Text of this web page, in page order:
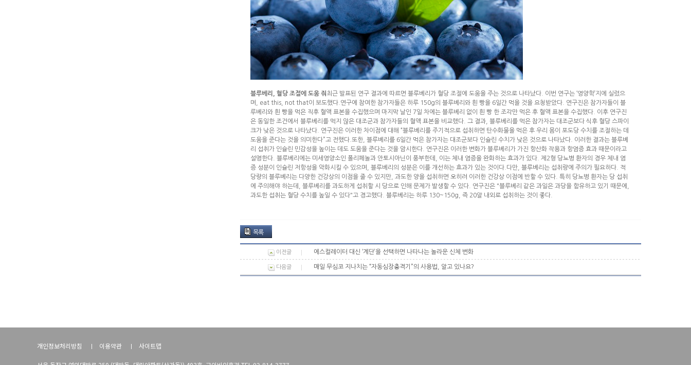
블루베리, 혈당 조절에 도움 줘 최근 발표된 연구 결과에 따르면 블루베리가 혈당 조절에 도움을 주는 것으로 나타났다. 이번 연구는 ‘영양학’지에 실렸으
며, eat this, not that이 보도했다.연구에 참여한 참가자들은 하루 150g의 블루베리와 흰 빵을 6일간 먹을 것을 요청받았다. 연구진은 참가자들이 블
루베리와 흰 빵을 먹은 직후 혈액 표본을 수집했으며 마지막 날인 7일 차에는 블루베리 없이 흰 빵 한 조각만 먹은 후 혈액 표본을 수집했다. 이후 연구진
은 동일한 조건에서 블루베리를 먹지 않은 대조군과 참가자들의 혈액 표본을 비교했다. 그 결과, 블루베리를 먹은 참가자는 대조군보다 식후 혈당 스파이
크가 낮은 것으로 나타났다. 연구진은 이러한 차이점에 대해 “블루베리를 주기적으로 섭취하면 탄수화물을 먹은 후 우리 몸이 포도당 수치를 조절하는 데
도움을 준다는 것을 의미한다”고 전했다.또한, 블루베리를 6일간 먹은 참가자는 대조군보다 인슐린 수치가 낮은 것으로 나타났다. 이러한 결과는 블루베
리 섭취가 인슐린 민감성을 높이는 데도 도움을 준다는 것을 암시한다. 연구진은 이러한 변화가 블루베리가 가진 항산화 작용과 항염증 효과 때문이라고
설명한다. 블루베리에는 미세영양소인 폴리페놀과 안토시아닌이 풍부한데, 이는 체내 염증을 완화하는 효과가 있다. 제2형 당뇨병 환자의 경우 체내 염
증 성분이 인슐린 저항성을 악화시킬 수 있으며, 블루베리의 성분은 이를 개선하는 효과가 있는 것이다.다만, 블루베리는 섭취량에 주의가 필요하다. 적
당량의 블루베리는 다양한 건강상의 이점을 줄 수 있지만, 과도한 양을 섭취하면 오히려 이러한 건강상 이점에 반할 수 있다. 특히 당뇨병 환자는 당 섭취
에 주의해야 하는데, 블루베리를 과도하게 섭취할 시 당으로 인해 문제가 발생할 수 있다. 연구진은 "블루베리 같은 과일은 과당을 함유하고 있기 때문에,
과도한 섭취는 혈당 수치를 높일 수 있다"고 경고했다. 블루베리는 하루 130~150g, 즉 20알 내외로 섭취하는 것이 좋다.
목록
이전글 에스컬레이터 대신 ‘계단’을 선택하면 나타나는 놀라운 신체 변화
다음글 매일 무심코 지나치는 “자동심장충격기”의 사용법, 알고 있나요?
개인정보처리방침 이용약관 사이트맵